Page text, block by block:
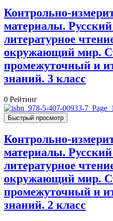
Контрольно-
материалы.
литературное
окружающий мир.
промежуточный и
знаний. 3 класс
0 Рейтинг
Быстрый просмотр
Контрольно-
материалы.
литературное
окружающий мир.
промежуточный и
знаний. 2 класс